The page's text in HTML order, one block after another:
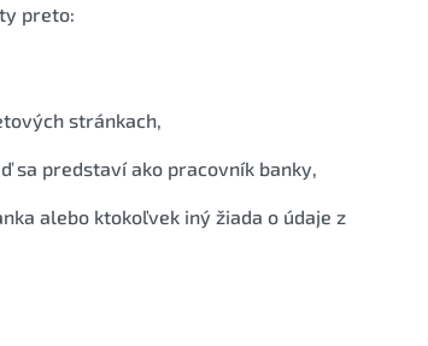
preto:
stránkach,
sa predstaví ako pracovník banky,
alebo ktokoľvek iný žiada o údaje z